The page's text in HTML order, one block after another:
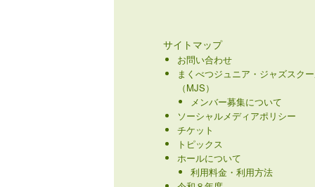
サイトマップ
お問い合わせ
まくべつジュニア・ジャズスク
（MJS）
メンバー募集について
ソーシャルメディアポリシー
チケット
トピックス
ホールについて
利用料金・利用方法